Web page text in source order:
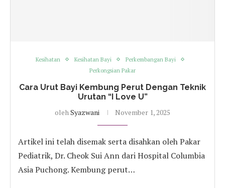
Kesihatan Kesihatan Bayi
Perkembangan Bayi
Perkongsian Pakar
Cara Urut Bayi Kembung Perut Dengan Teknik
Urutan “I Love U”
oleh Syazwani November 1, 2025
Artikel ini telah disemak serta disahkan oleh Pakar
Pediatrik, Dr. Cheok Sui Ann dari Hospital Columbia
Asia Puchong. Kembung perut…